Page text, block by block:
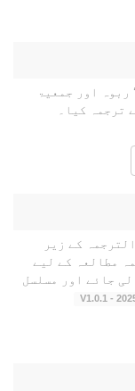
ربوہ اور جمعیۃ
ترجمہ کیا۔
کے زیر
مطالعہ کے لیے
جائے اور مسلسل